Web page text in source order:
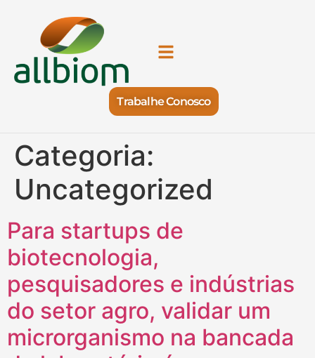
Trabalhe Conosco
Categoria:
Uncategorized
Para startups de
biotecnologia,
pesquisadores e indústrias
do setor agro, validar um
microrganismo na bancada